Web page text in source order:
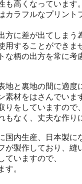
も高くなっています。
カラフルなプリント
方に差が出てしまう
用することができま
な柄の出方を常に考
地と裏地の間に適度
素材をはさんでいま
りをしていますので
もなく、丈夫な作り
国内生産、日本製に
が製作しており、縫
ていますので、
す。